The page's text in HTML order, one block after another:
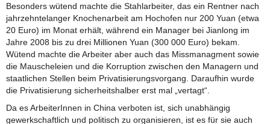
Besonders wütend machte die Stahlarbeiter, das ein Rentner nach
jahrzehntelanger Knochenarbeit am Hochofen nur 200 Yuan (etwa
20 Euro) im Monat erhält, während ein Manager bei Jianlong im
Jahre 2008 bis zu drei Millionen Yuan (300 000 Euro) bekam.
Wütend machte die Arbeiter aber auch das Missmanagment sowie
die Mauscheleien und die Korruption zwischen den Managern und
staatlichen Stellen beim Privatisierungsvorgang. Daraufhin wurde
die Privatisierung sicherheitshalber erst mal „vertagt“.
Da es ArbeiterInnen in China verboten ist, sich unabhängig
gewerkschaftlich und politisch zu organisieren, ist es für sie auch